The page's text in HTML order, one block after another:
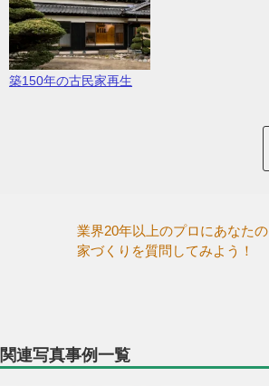
築150年の古民家再生
業界20年以上のプロにあなたの
家づくりを質問してみよう！
関連写真事例一覧